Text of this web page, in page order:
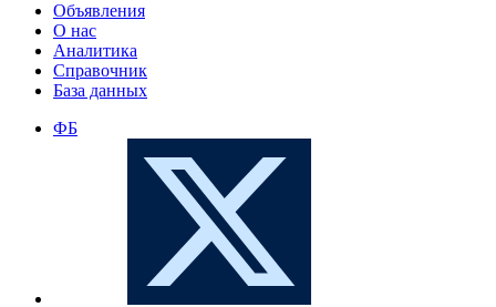
Объявления
О нас
Аналитика
Справочник
База данных
ФБ